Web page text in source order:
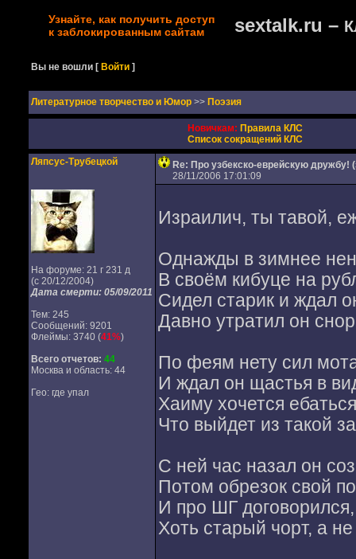
Узнайте, как получить доступ
к заблокированным сайтам
sextalk.ru –
Вы не вошли [Войти ]
Литературное творчество и Юмор >> Поэзия
Новичкам: Правила КЛС
Список сокращений КЛС
Ляпсус-Трубецкой
На форуме: 21 г 231 д
(с 20/12/2004)
Дата смерти: 05/09/2011
Тем: 245
Сообщений: 9201
Флеймы: 3740 (41%)
Всего отчетов: 44
Москва и область: 44
Гео: где упал
Re: Про узбекско-еврейскую дружбу!
28/11/2006 17:01:09
Израилич, ты тавой,
Однажды в зимнее
В своём кибуце на
Сидел старик и ждал
Давно утратил он
По феям нету сил
И ждал он щастья в
Хаиму хочется
Что выйдет из такой
С ней час назал он
Потом обрезок свой
И про ШГ договорился,
Хоть старый чорт, а